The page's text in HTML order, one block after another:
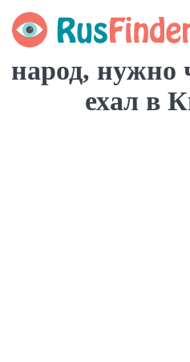
народ, нужно
ехал в